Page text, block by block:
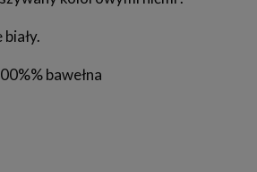
bawełna